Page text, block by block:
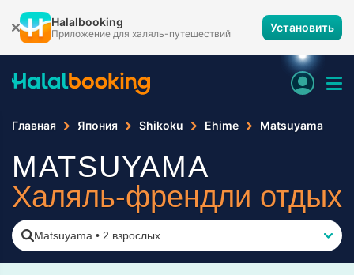
Halalbooking
Приложение для халяль-путешествий Установить
Главная Япония Shikoku Ehime Matsuyama
MATSUYAMA
Халяль-френдли отдых
Matsuyama • 2 взрослых